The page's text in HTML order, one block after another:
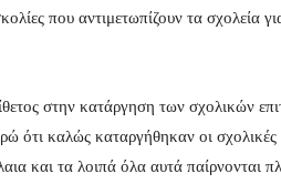
που αντιμετωπίζουν τα σχολεία
στην κατάργηση των σχολικών
ότι καλώς καταργήθηκαν οι σχολικές
και τα λοιπά όλα αυτά παίρνονται